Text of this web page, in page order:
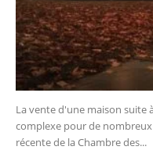
La vente d'une maison suite
complexe pour de
récente de la Chambre des...